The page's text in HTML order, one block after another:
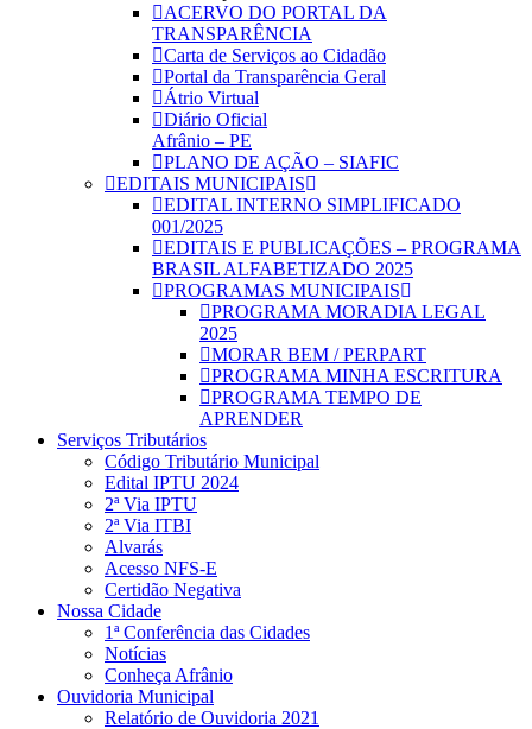
ACERVO DO PORTAL DA
TRANSPARÊNCIA
Carta de Serviços ao Cidadão
Portal da Transparência Geral
Átrio Virtual
Diário Oficial
Afrânio – PE
PLANO DE AÇÃO – SIAFIC
EDITAIS MUNICIPAIS
EDITAL INTERNO SIMPLIFICADO
001/2025
EDITAIS E PUBLICAÇÕES – PROGRAMA
BRASIL ALFABETIZADO 2025
PROGRAMAS MUNICIPAIS
PROGRAMA MORADIA LEGAL
2025
MORAR BEM / PERPART
PROGRAMA MINHA ESCRITURA
PROGRAMA TEMPO DE
APRENDER
Serviços Tributários
Código Tributário Municipal
Edital IPTU 2024
2ª Via IPTU
2ª Via ITBI
Alvarás
Acesso NFS-E
Certidão Negativa
Nossa Cidade
1ª Conferência das Cidades
Notícias
Conheça Afrânio
Ouvidoria Municipal
Relatório de Ouvidoria 2021